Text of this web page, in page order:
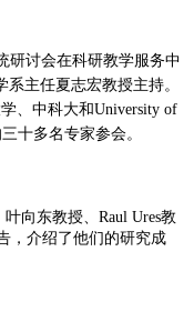
讨会在科研教学服务中
主任夏志宏教授主持。
、中科大和University of
十多名专家参会。
东教授、Raul Ures教
，介绍了他们的研究成